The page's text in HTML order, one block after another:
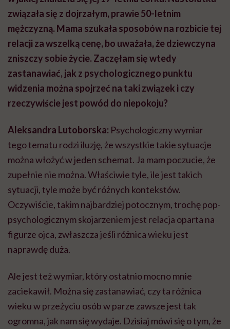
związała się z dojrzałym, prawie 50-letnim
mężczyzną. Mama szukała sposobów na rozbicie tej
relacji za wszelką cenę, bo uważała, że dziewczyna
zniszczy sobie życie. Zaczęłam się wtedy
zastanawiać, jak z psychologicznego punktu
widzenia można spojrzeć na taki związek i czy
rzeczywiście jest powód do niepokoju?
Aleksandra Lutoborska: Psychologiczny wymiar
tego tematu rodzi iluzję, że wszystkie takie sytuacje
można włożyć w jeden schemat. Ja mam poczucie, że
zupełnie nie można. Właściwie tyle, ile jest takich
sytuacji, tyle może być różnych kontekstów.
Oczywiście, takim najbardziej potocznym, trochę pop-
psychologicznym skojarzeniem jest relacja oparta na
figurze ojca, zwłaszcza jeśli różnica wieku jest
naprawdę duża.
Ale jest też wymiar, który ostatnio mocno mnie
zaciekawił. Można się zastanawiać, czy ta różnica
wieku w przeżyciu osób w parze zawsze jest tak
ogromna, jak nam się wydaje. Dzisiaj mówi się o tym, że